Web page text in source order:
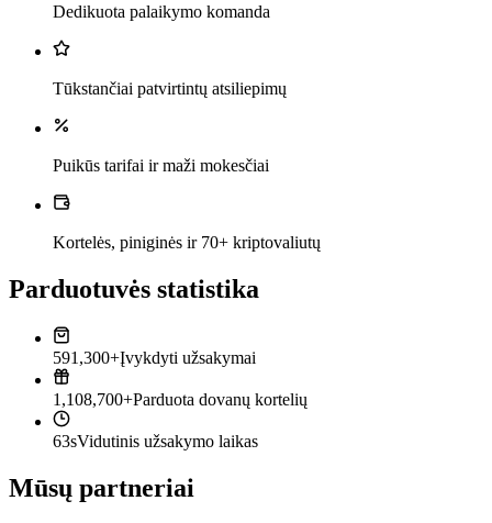
Dedikuota palaikymo komanda
Tūkstančiai patvirtintų atsiliepimų
Puikūs tarifai ir maži mokesčiai
Kortelės, piniginės ir 70+ kriptovaliutų
Parduotuvės statistika
591,300+Įvykdyti užsakymai
1,108,700+Parduota dovanų kortelių
63sVidutinis užsakymo laikas
Mūsų partneriai